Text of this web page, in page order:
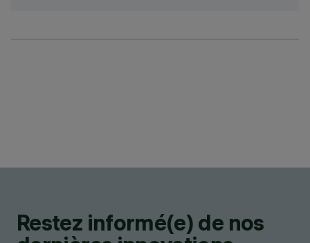
Restez informé(e) de nos